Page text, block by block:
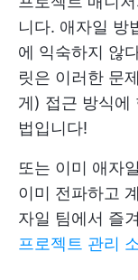
니다. 애자일 방
에 익숙하지 않
릿은 이러한 문
게) 접근 방식에
법입니다!
또는 이미 애자
이미 전파하고
자일 팀에서 즐
프로젝트 관리